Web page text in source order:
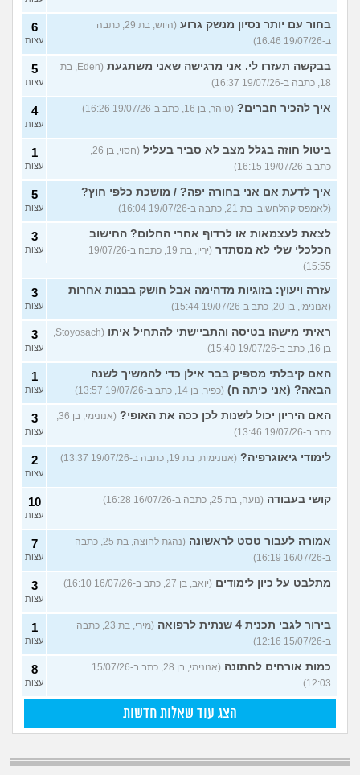
בחור עם יותר נסיון מנשק גרוע
(היוש, בת 29, כתבה
ב-19/07/26 16:46)
6
עצות
בבקשה תעזרו לי. אני מרגישה שאני משתגעת
(Eden, בת
18, כתבה ב-19/07/26 16:37)
5
עצות
איך להכיר חברים? (טוהר, בן 16, כתב ב-19/07/26 16:26) 4
עצות
ביטול חוזה בגלל מצב לא סביר בעליל
(חסוי, בן 26,
כתב ב-19/07/26 16:15)
1
עצות
איך לדעת אם אני בחורה יפה? / מושכת כלפי חוץ?
(לאמפסיקהלחשוב, בת 21, כתבה ב-19/07/26 16:04)
5
עצות
לצאת לעצמאות או לרדוף אחרי החלום? החישוב
הכלכלי שלי לא מסתדר
(ירין, בת 19, כתבה ב-19/07/26
15:55)
3
עצות
עזרה ויעוץ: בזוגיות מדהימה אבל חושק בבנות אחרות
(אנונימי, בן 20, כתב ב-19/07/26 15:44)
3
עצות
ראיתי מישהו בטיסה והתביישתי להתחיל איתו
(Stoyosach,
בן 16, כתב ב-19/07/26 15:40)
3
עצות
האם קיבלתי מספיק בבר אילן כדי להמשיך לשנה
הבאה? (אני כיתה ח) (כפיר, בן 14, כתב ב-19/07/26 13:57)
1
עצות
האם היריון יכול לשנות לכן ככה את האופי?
(אנונימי, בן 36,
כתב ב-19/07/26 13:46)
3
עצות
לימודי גיאוגרפיה? (אנונימית, בת 19, כתבה ב-19/07/26 13:37) 2
עצות
קושי בעבודה (נועה, בת 25, כתבה ב-16/07/26 16:28) 10
עצות
אמורה לעבור טסט לראשונה
(נהגת לחוצה, בת 25, כתבה
ב-16/07/26 16:19)
7
עצות
מתלבט על כיון לימודים (יואב, בן 27, כתב ב-16/07/26 16:10) 3
עצות
בירור לגבי תכנית 4 שנתית לרפואה
(מירי, בת 23, כתבה
ב-15/07/26 12:16)
1
עצות
כמות אורחים לחתונה
(אנונימי, בן 28, כתב ב-15/07/26
12:03)
8
עצות
הצג עוד שאלות חדשות